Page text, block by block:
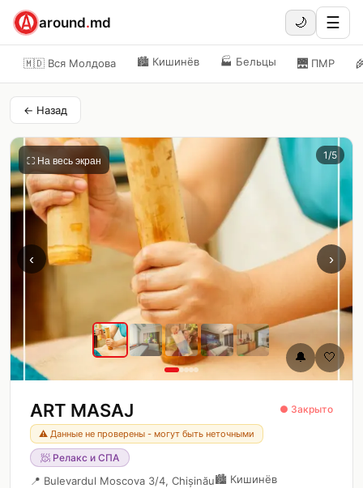
around.md 🌙 ☰
🇲🇩 Вся Молдова 🏙️ Кишинёв 🏭 Бельцы 🌉 ПМР
← Назад
⛶ На весь экран
‹ ›
1/5
🔔 🤍
ART MASAJ
⚠️ Данные не проверены - могут быть неточными
🧖 Релакс и СПА
📍 Bulevardul Moscova 3/4, Chișinău🏙️ Кишинёв
● Закрыто